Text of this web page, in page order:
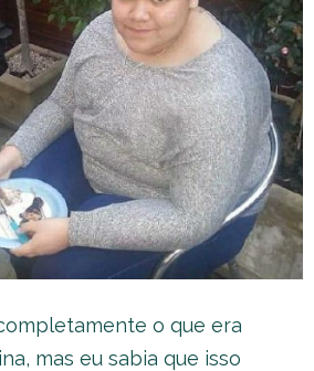
o que era
mas eu sabia que isso